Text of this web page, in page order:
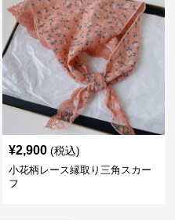
¥2,900 (税込)
小花柄レース縁取り三角スカー
フ